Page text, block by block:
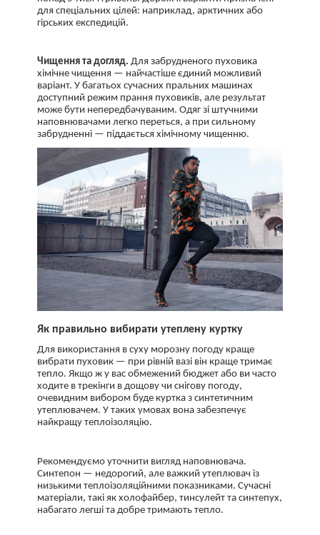
для спеціальних цілей: наприклад, арктичних або
гірських експедицій.
Чищення та догляд.Для забрудненого пуховика
хімічне чищення — найчастіше єдиний можливий
варіант. У багатьох сучасних пральних машинах
доступний режим прання пуховиків, але результат
може бути непередбачуваним. Одяг зі штучними
наповнювачами легко переться, а при сильному
забрудненні — піддається хімічному чищенню.
Як правильно вибирати утеплену куртку
Для використання в суху морозну погоду краще
вибрати пуховик — при рівній вазі він краще тримає
тепло. Якщо ж у вас обмежений бюджет або ви часто
ходите в трекінги в дощову чи снігову погоду,
очевидним вибором буде куртка з синтетичним
утеплювачем. У таких умовах вона забезпечує
найкращу теплоізоляцію.
Рекомендуємо уточнити вигляд наповнювача.
Синтепон — недорогий, але важкий утеплювач із
низькими теплоізоляційними показниками. Сучасні
матеріали, такі як холофайбер, тинсулейт та синтепух,
набагато легші та добре тримають тепло.